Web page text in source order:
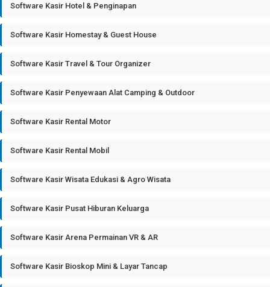
Software Kasir Hotel & Penginapan
Software Kasir Homestay & Guest House
Software Kasir Travel & Tour Organizer
Software Kasir Penyewaan Alat Camping & Outdoor
Software Kasir Rental Motor
Software Kasir Rental Mobil
Software Kasir Wisata Edukasi & Agro Wisata
Software Kasir Pusat Hiburan Keluarga
Software Kasir Arena Permainan VR & AR
Software Kasir Bioskop Mini & Layar Tancap